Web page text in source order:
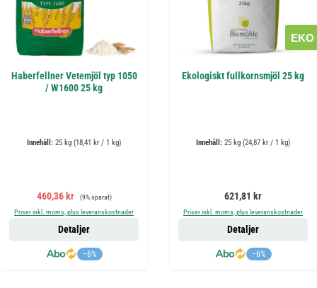
Haberfellner Vetemjöl typ 1050
/ W1600 25 kg
Innehåll: 25 kg (18,41 kr / 1 kg)
Försäljningspris:
460,36 kr Ordinarie pris:
(9% sparat)
Priser inkl. moms, plus leveranskostnader
−6%
Detaljer
EKO
Ekologiskt fullkornsmjöl 25 kg
Innehåll: 25 kg (24,87 kr / 1 kg)
Ordinarie pris:
621,81 kr
Priser inkl. moms, plus leveranskostnader
−6%
Detaljer